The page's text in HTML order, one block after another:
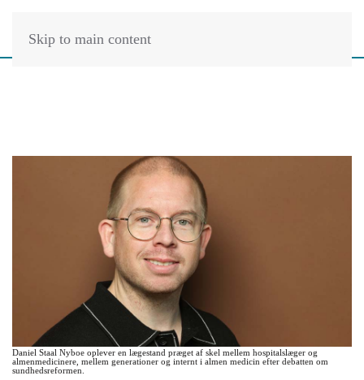
Skip to main content
Daniel Staal Nyboe oplever en lægestand præget af skel mellem hospitalslæger og
almenmedicinere, mellem generationer og internt i almen medicin efter debatten om
sundhedsreformen.